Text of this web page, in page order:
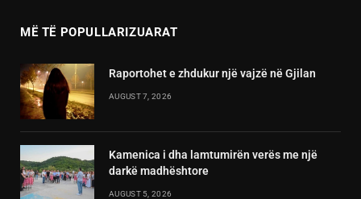
MË TË POPULLARIZUARAT
Raportohet e zhdukur një vajzë në Gjilan
AUGUST 7, 2026
Kamenica i dha lamtumirën verës me një
darkë madhështore
AUGUST 5, 2026